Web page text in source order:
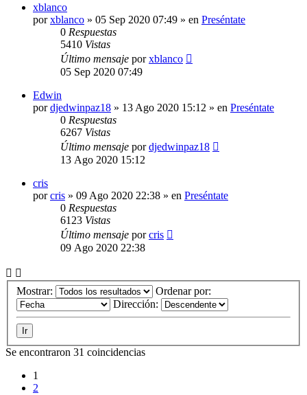
xblanco
porxblanco » 05 Sep 2020 07:49 » en Preséntate
0 Respuestas
5410 Vistas
Último mensaje porxblanco
05 Sep 2020 07:49
Edwin
pordjedwinpaz18 » 13 Ago 2020 15:12 » en Preséntate
0 Respuestas
6267 Vistas
Último mensaje pordjedwinpaz18
13 Ago 2020 15:12
cris
porcris » 09 Ago 2020 22:38 » en Preséntate
0 Respuestas
6123 Vistas
Último mensaje porcris
09 Ago 2020 22:38
Mostrar:
Ordenar por:
Dirección:
Se encontraron 31 coincidencias
1
2